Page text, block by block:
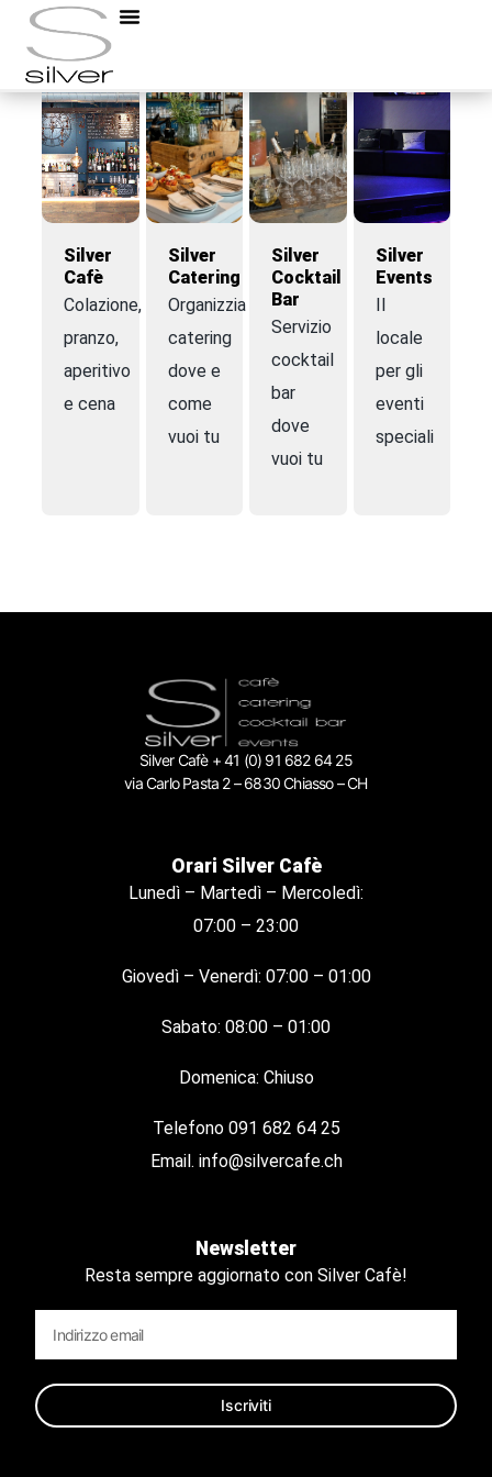
Silver
Cafè
Colazione,
pranzo,
aperitivo
e cena
Silver
Catering
Organizziamo
catering
dove e
come
vuoi tu
Silver
Cocktail
Bar
Servizio
cocktail
bar
dove
vuoi tu
Silver
Events
Il
locale
per gli
eventi
speciali
Silver Cafè + 41 (0) 91 682 64 25
via Carlo Pasta 2 – 6830 Chiasso – CH
Orari Silver Cafè
Lunedì – Martedì – Mercoledì:
07:00 – 23:00
Giovedì – Venerdì: 07:00 – 01:00
Sabato: 08:00 – 01:00
Domenica: Chiuso
Telefono 091 682 64 25
Email. info@silvercafe.ch
Newsletter
Resta sempre aggiornato con Silver Cafè!
Iscriviti